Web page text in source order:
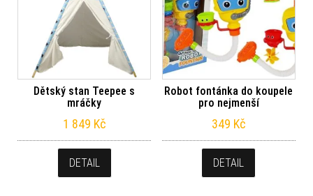
Dětský stan Teepee s
mráčky
1 849 Kč
DETAIL
Robot fontánka do koupele
pro nejmenší
349 Kč
DETAIL